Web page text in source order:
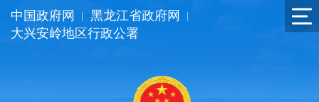
中国政府网 黑龙江省政府网
大兴安岭地区行政公署